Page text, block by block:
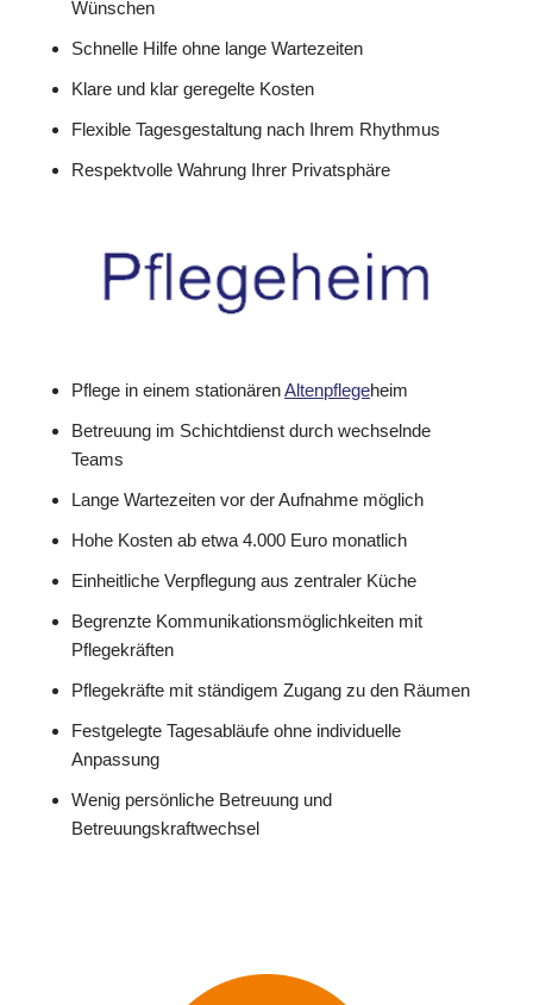
Wünschen
Schnelle Hilfe ohne lange Wartezeiten
Klare und klar geregelte Kosten
Flexible Tagesgestaltung nach Ihrem Rhythmus
Respektvolle Wahrung Ihrer Privatsphäre
Pflege in einem stationärenAltenpflegeheim
Betreuung im Schichtdienst durch wechselnde
Teams
Lange Wartezeiten vor der Aufnahme möglich
Hohe Kosten ab etwa 4.000 Euro monatlich
Einheitliche Verpflegung aus zentraler Küche
Begrenzte Kommunikationsmöglichkeiten mit
Pflegekräften
Pflegekräfte mit ständigem Zugang zu den Räumen
Festgelegte Tagesabläufe ohne individuelle
Anpassung
Wenig persönliche Betreuung und
Betreuungskraftwechsel